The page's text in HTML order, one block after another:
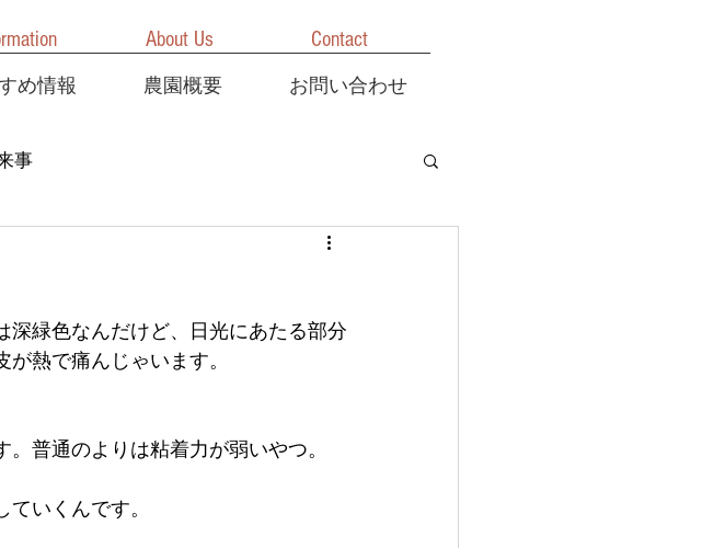
め情報 農園概要 お問い合わせ
About Us Contact
事
緑色なんだけど、日光にあたる部分
熱で痛んじゃいます。
普通のよりは粘着力が弱いやつ。
いくんです。